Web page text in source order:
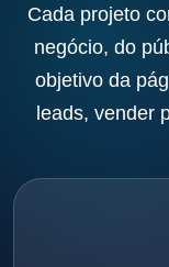
Cada projeto
negócio, do
objetivo da
leads, vender